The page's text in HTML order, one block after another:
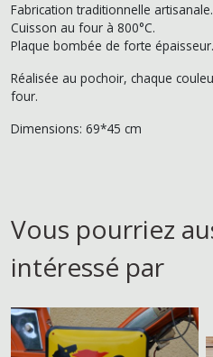
Fabrication traditionnelle artisanale.
Cuisson au four à 800°C.
Plaque bombée de forte épaisseur.
Réalisée au pochoir, chaque
four.
Dimensions: 69*45 cm
Vous pourriez
intéressé par